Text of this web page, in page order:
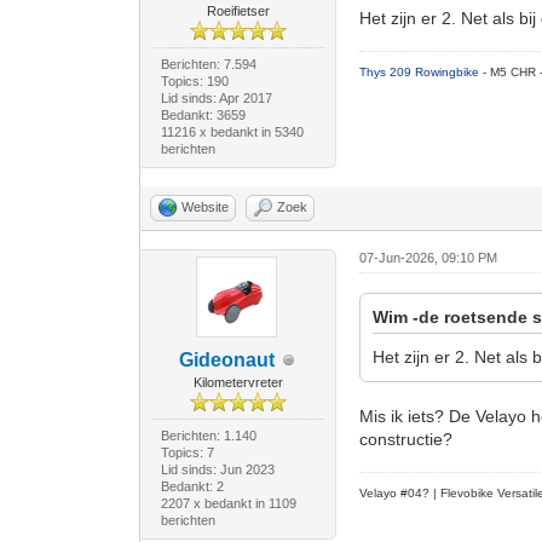
Roeifietser
Berichten: 7.594
Topics: 190
Lid sinds: Apr 2017
Bedankt: 3659
11216 x bedankt in 5340
berichten
Het zijn er 2. Net als
Thys 209 Rowingbike- M5 CHR
Website Zoek
Gideonaut
Kilometervreter
Berichten: 1.140
Topics: 7
Lid sinds: Jun 2023
Bedankt: 2
2207 x bedankt in 1109
berichten
07-Jun-2026, 09:10 PM
Wim -de roetsende
Het zijn er 2. Net als
Mis ik iets? De Velayo
constructie?
Velayo #04? | Flevobike